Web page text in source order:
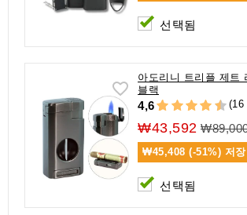
선택됨
아도리니 트리플 제트
블랙
4,6 (16
₩43,592
₩45,408 (-51%) 저장
선택됨